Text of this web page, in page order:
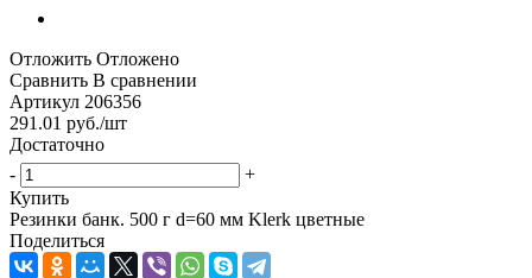
Отложить Отложено
Сравнить В сравнении
Артикул 206356
291.01 руб./шт
Достаточно
-
+
Купить
Резинки банк. 500 г d=60 мм Klerk цветные
Поделиться